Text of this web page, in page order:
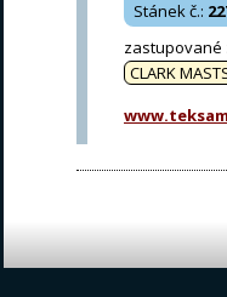
Stánek č.:
zastupované
CLARK